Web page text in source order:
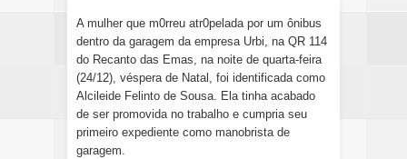
A mulher que m0rreu atr0pelada por um ônibus
dentro da garagem da empresa Urbi, na QR 114
do Recanto das Emas, na noite de quarta-feira
(24/12), véspera de Natal, foi identificada como
Alcileide Felinto de Sousa. Ela tinha acabado
de ser promovida no trabalho e cumpria seu
primeiro expediente como manobrista de
garagem.